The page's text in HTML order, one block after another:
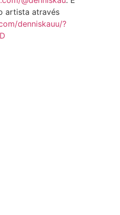
artista através
denniskauu/?